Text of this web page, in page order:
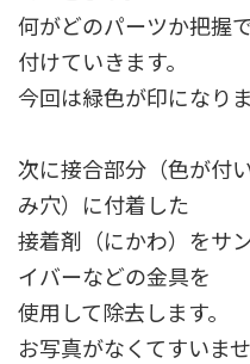
何がどのパーツか把握
付けていきます。
今回は緑色が印になりま
次に接合部分（色が付
み穴）に付着した
接着剤（にかわ）をサ
イバーなどの金具を
使用して除去します。
お写真がなくてすいま